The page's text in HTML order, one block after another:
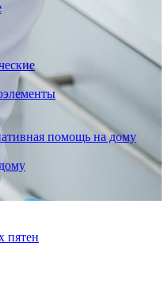
помощь на дому
пятен